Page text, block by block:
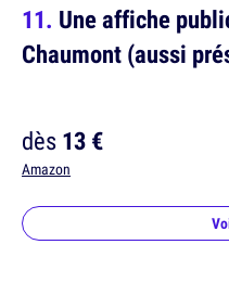
Une affiche
Chaumont (aussi
dès13 €
Amazon